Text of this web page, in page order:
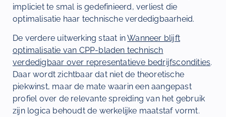
impliciet te smal is gedefinieerd, verliest die
optimalisatie haar technische verdedigbaarheid.
De verdere uitwerking staat inWanneer blijft
optimalisatie van CPP-bladen technisch
verdedigbaar over representatieve bedrijfscondities.
Daar wordt zichtbaar dat niet de theoretische
piekwinst, maar de mate waarin een aangepast
profiel over de relevante spreiding van het gebruik
zijn logica behoudt de werkelijke maatstaf vormt.